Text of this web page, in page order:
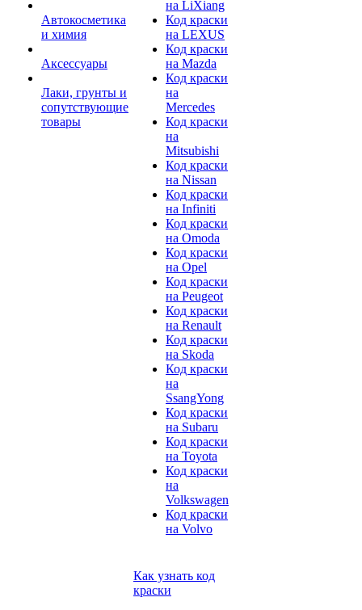
Автокосметика
и химия
Аксессуары
Лаки, грунты и
сопутствующие
товары
на LiXiang
Код краски
на LEXUS
Код краски
на Mazda
Код краски
на
Mercedes
Код краски
на
Mitsubishi
Код краски
на Nissan
Код краски
на Infiniti
Код краски
на Omoda
Код краски
на Opel
Код краски
на Peugeot
Код краски
на Renault
Код краски
на Skoda
Код краски
на
SsangYong
Код краски
на Subaru
Код краски
на Toyota
Код краски
на
Volkswagen
Код краски
на Volvo
Как узнать код
краски